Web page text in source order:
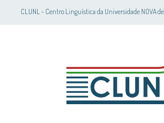
CLUNL - Centro Linguística da Universidade NOVA